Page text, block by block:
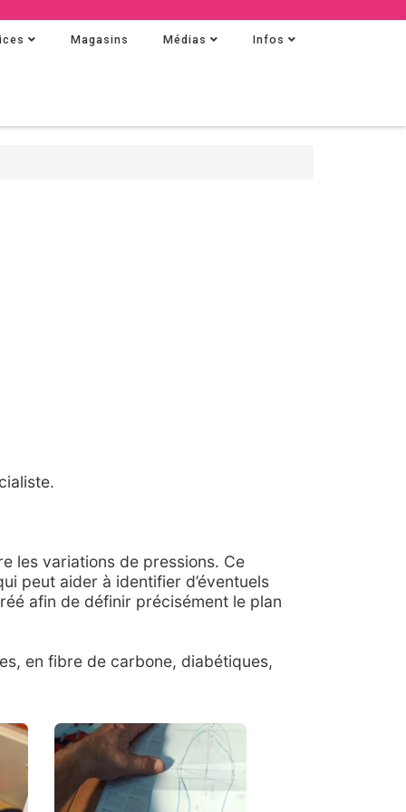
Magasins Médias Infos
les variations de pressions. Ce
peut aider à identifier d’éventuels
afin de définir précisément le plan
en fibre de carbone, diabétiques,